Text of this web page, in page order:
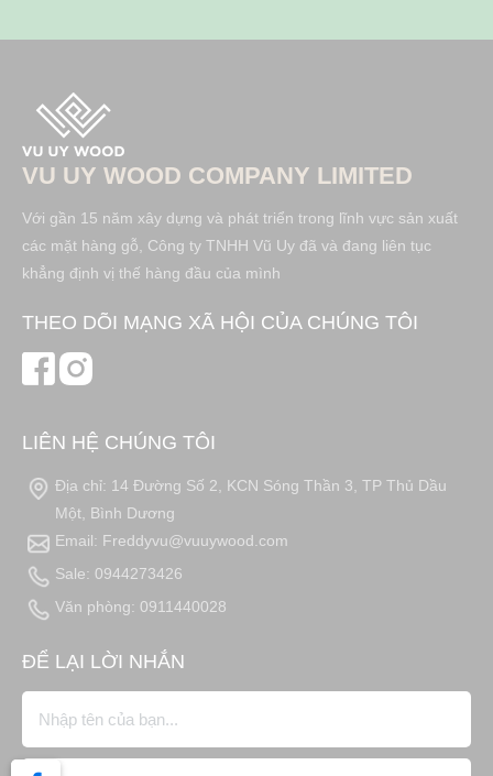
VU UY WOOD COMPANY LIMITED
Với gần 15 năm xây dựng và phát triển trong lĩnh vực sản xuất
các mặt hàng gỗ, Công ty TNHH Vũ Uy đã và đang liên tục
khẳng định vị thế hàng đầu của mình
THEO DÕI MẠNG XÃ HỘI CỦA CHÚNG TÔI
LIÊN HỆ CHÚNG TÔI
Địa chỉ: 14 Đường Số 2, KCN Sóng Thần 3, TP Thủ Dầu
Một, Bình Dương
Email: Freddyvu@vuuywood.com
Sale: 0944273426
Văn phòng: 0911440028
ĐỂ LẠI LỜI NHẮN